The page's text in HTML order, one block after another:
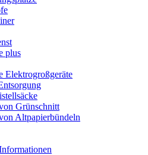
plus
Elektrogroßgeräte
Grünschnitt
Altpapierbündeln